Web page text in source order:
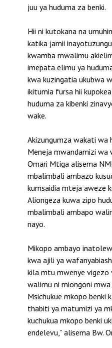
juu ya huduma za benki.
Hii ni kutokana na
katika jamii
kwamba mwalimu
imepata elimu ya
kwa kuzingatia ukubwa
ikitumia fursa hii
huduma za kibenki
wake.
Akizungumza wakati wa
Meneja mwandamizi
Omari Mtiga alisema
mbalimbali ambazo
kumsaidia mteja aweze
Aliongeza kuwa zipo
mbalimbali ambapo
nayo.
Mikopo ambayo
kwa ajili ya
kila mtu mwenye vigezo
walimu ni miongoni
Msichukue mkopo benki
thabiti ya matumizi ya
kuchukua mkopo benki
endelevu,” alisema Bw.